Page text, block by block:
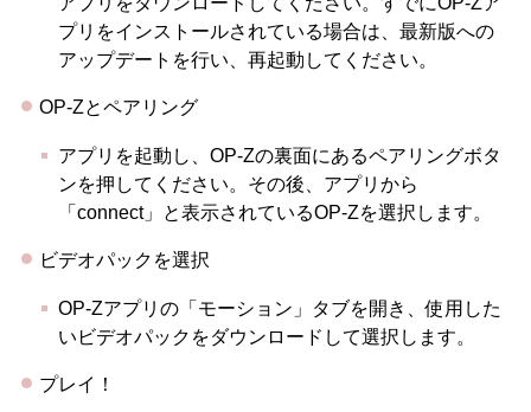
プリをインストールされている場合は、最新版への
アップデートを行い、再起動してください。
OP-Zとペアリング
アプリを起動し、OP-Zの裏面にあるペアリングボタ
ンを押してください。その後、アプリから
「connect」と表示されているOP-Zを選択します。
ビデオパックを選択
OP-Zアプリの「モーション」タブを開き、使用した
いビデオパックをダウンロードして選択します。
プレイ！